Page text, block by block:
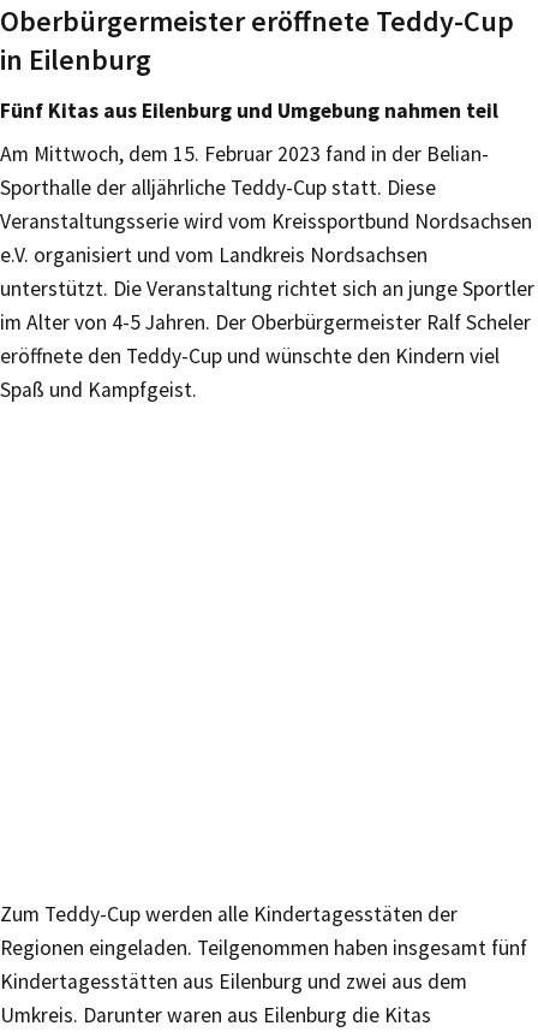
Oberbürgermeister eröffnete Teddy-Cup
in Eilenburg
Fünf Kitas aus Eilenburg und Umgebung nahmen teil
Am Mittwoch, dem 15. Februar 2023 fand in der Belian-
Sporthalle der alljährliche Teddy-Cup statt. Diese
Veranstaltungsserie wird vom Kreissportbund Nordsachsen
e.V. organisiert und vom Landkreis Nordsachsen
unterstützt. Die Veranstaltung richtet sich an junge Sportler
im Alter von 4-5 Jahren. Der Oberbürgermeister Ralf Scheler
eröffnete den Teddy-Cup und wünschte den Kindern viel
Spaß und Kampfgeist.
Zum Teddy-Cup werden alle Kindertagesstäten der
Regionen eingeladen. Teilgenommen haben insgesamt fünf
Kindertagesstätten aus Eilenburg und zwei aus dem
Umkreis. Darunter waren aus Eilenburg die Kitas